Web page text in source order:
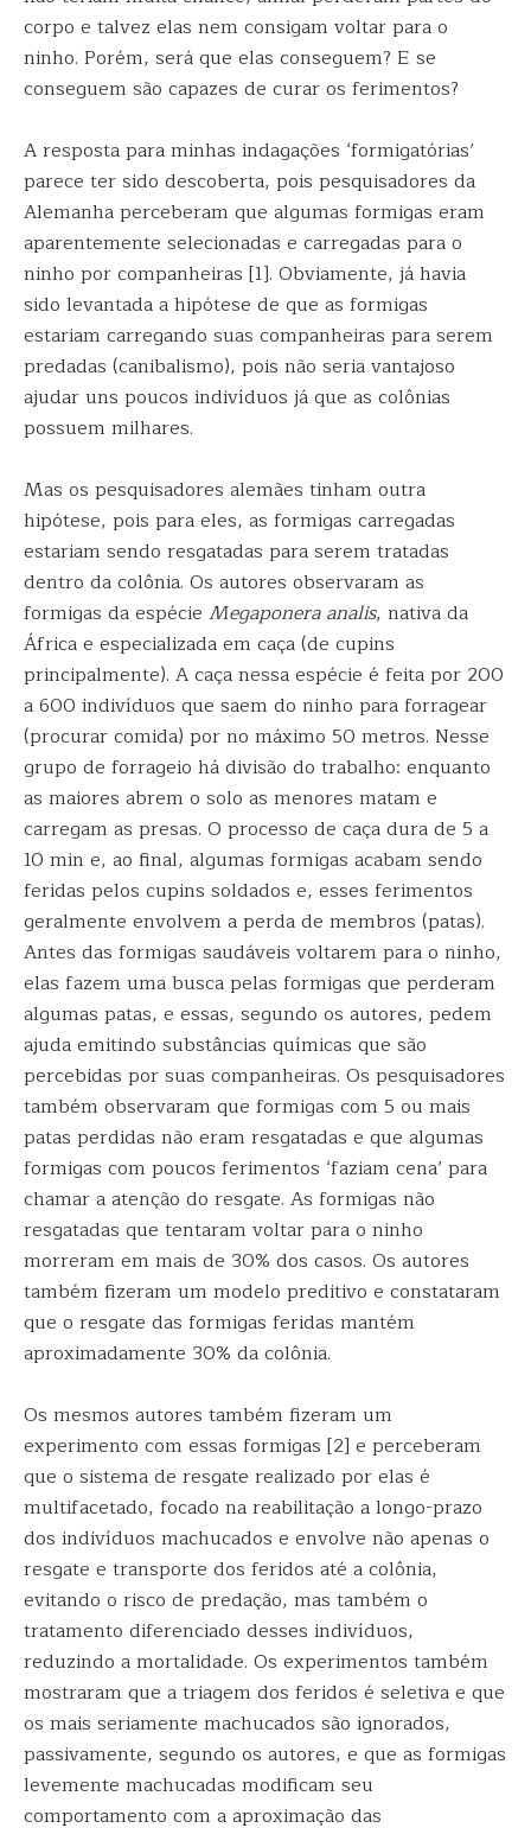
corpo e talvez elas nem consigam voltar para o
ninho. Porém, será que elas conseguem? E se
conseguem são capazes de curar os ferimentos?
A resposta para minhas indagações ‘formigatórias’
parece ter sido descoberta, pois pesquisadores da
Alemanha perceberam que algumas formigas eram
aparentemente selecionadas e carregadas para o
ninho por companheiras [1]. Obviamente, já havia
sido levantada a hipótese de que as formigas
estariam carregando suas companheiras para serem
predadas (canibalismo), pois não seria vantajoso
ajudar uns poucos indivíduos já que as colônias
possuem milhares.
Mas os pesquisadores alemães tinham outra
hipótese, pois para eles, as formigas carregadas
estariam sendo resgatadas para serem tratadas
dentro da colônia. Os autores observaram as
formigas da espécie Megaponera analis, nativa da
África e especializada em caça (de cupins
principalmente). A caça nessa espécie é feita por 200
a 600 indivíduos que saem do ninho para forragear
(procurar comida) por no máximo 50 metros. Nesse
grupo de forrageio há divisão do trabalho: enquanto
as maiores abrem o solo as menores matam e
carregam as presas. O processo de caça dura de 5 a
10 min e, ao final, algumas formigas acabam sendo
feridas pelos cupins soldados e, esses ferimentos
geralmente envolvem a perda de membros (patas).
Antes das formigas saudáveis voltarem para o ninho,
elas fazem uma busca pelas formigas que perderam
algumas patas, e essas, segundo os autores, pedem
ajuda emitindo substâncias químicas que são
percebidas por suas companheiras. Os pesquisadores
também observaram que formigas com 5 ou mais
patas perdidas não eram resgatadas e que algumas
formigas com poucos ferimentos ‘faziam cena’ para
chamar a atenção do resgate. As formigas não
resgatadas que tentaram voltar para o ninho
morreram em mais de 30% dos casos. Os autores
também fizeram um modelo preditivo e constataram
que o resgate das formigas feridas mantém
aproximadamente 30% da colônia.
Os mesmos autores também fizeram um
experimento com essas formigas [2] e perceberam
que o sistema de resgate realizado por elas é
multifacetado, focado na reabilitação a longo-prazo
dos indivíduos machucados e envolve não apenas o
resgate e transporte dos feridos até a colônia,
evitando o risco de predação, mas também o
tratamento diferenciado desses indivíduos,
reduzindo a mortalidade. Os experimentos também
mostraram que a triagem dos feridos é seletiva e que
os mais seriamente machucados são ignorados,
passivamente, segundo os autores, e que as formigas
levemente machucadas modificam seu
comportamento com a aproximação das